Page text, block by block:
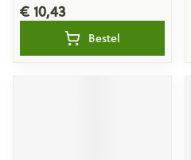
€ 10,43
Bestel